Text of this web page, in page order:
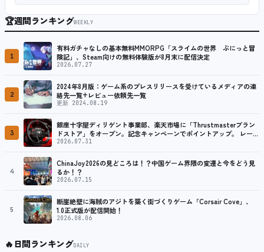
🏆週間ランキングWEEKLY
1
有料ガチャなしの基本無料MMORPG「スライムの世界 ぷにっと冒
険記」、Steam向けの無料体験版が8月末に配信決定
2026.07.27
2
2024年8月版：ゲーム系のプレスリリースを受けているメディアの連
絡先一覧+レビュー依頼先一覧
更新 2024.08.19
3
銀座十字屋ディリゲント事業部、楽天市場に「Thrustmasterブラン
ドストア」をオープン。記念キャンペーンでポイントアップ。 レーシ
ング／フライトシム向けコントローラーを中心に、幅広くラインナッ
2026.07.31
4
ChinaJoy2026の見どころは！？中国ゲーム界隈の変遷と今をどう見
るか！？
2026.07.15
5
断崖絶壁に海賊のアジトを築く街づくりゲーム「Corsair Cove」、
1.0正式版が配信開始！
2026.08.06
🔥日間ランキングDAILY